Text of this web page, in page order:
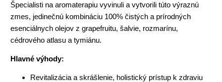
Špecialisti na aromaterapiu vyvinuli a vytvorili túto výraznú
zmes, jedinečnú kombináciu 100% čistých a prírodných
esenciálnych olejov z grapefruitu, šalvie, rozmarínu,
cédrového atlasu a tymiánu.
Hlavné výhody:
Revitalizácia a skrášlenie, holistický prístup k zdraviu